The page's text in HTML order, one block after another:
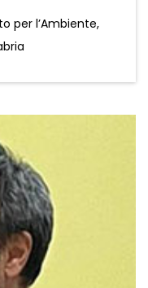
per l’Ambiente,